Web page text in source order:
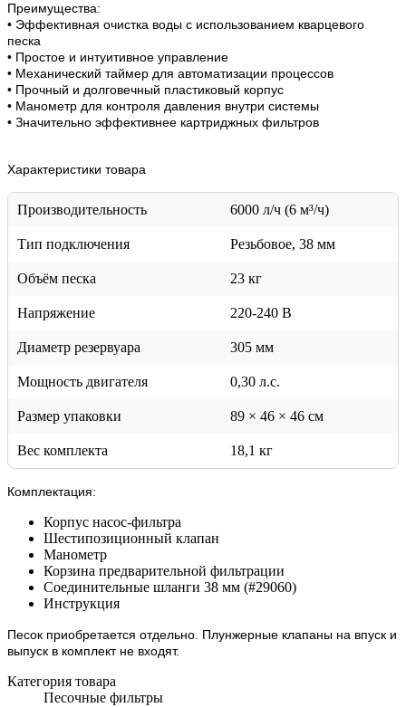
Преимущества:
• Эффективная очистка воды с использованием кварцевого
песка
• Простое и интуитивное управление
• Механический таймер для автоматизации процессов
• Прочный и долговечный пластиковый корпус
• Манометр для контроля давления внутри системы
• Значительно эффективнее картриджных фильтров
Характеристики товара
Производительность 6000 л/ч (6 м³/ч)
Тип подключения Резьбовое, 38 мм
Объём песка 23 кг
Напряжение 220-240 В
Диаметр резервуара 305 мм
Мощность двигателя 0,30 л.с.
Размер упаковки 89 × 46 × 46 см
Вес комплекта 18,1 кг
Комплектация:
Корпус насос-фильтра
Шестипозиционный клапан
Манометр
Корзина предварительной фильтрации
Соединительные шланги 38 мм (#29060)
Инструкция
Песок приобретается отдельно. Плунжерные клапаны на впуск и
выпуск в комплект не входят.
Категория товара
Песочные фильтры